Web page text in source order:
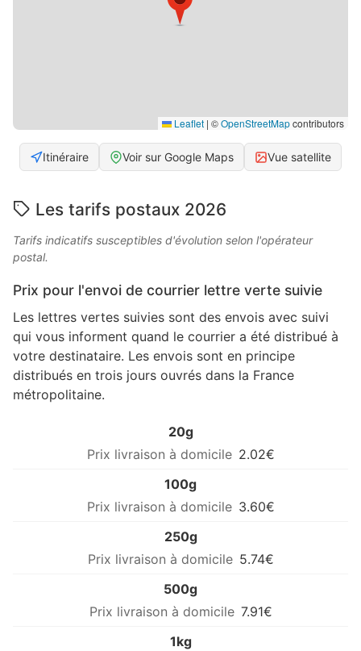
Leaflet | ©OpenStreetMapcontributors
Itinéraire Voir sur Google Maps Vue satellite
Les tarifs postaux 2026
Tarifs indicatifs susceptibles d'évolution selon l'opérateur
postal.
Prix pour l'envoi de courrier lettre verte suivie
Les lettres vertes suivies sont des envois avec suivi
qui vous informent quand le courrier a été distribué à
votre destinataire. Les envois sont en principe
distribués en trois jours ouvrés dans la France
métropolitaine.
20g
2.02€
100g
3.60€
250g
5.74€
500g
7.91€
1kg